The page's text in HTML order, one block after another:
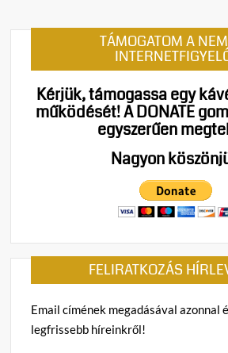
TÁMOGATOM A
Kérjük, támogassa egy
működését!A DONATE
egyszerűen
Nagyon
FELIRATKOZÁS
Email címének megadásával azonnal
legfrissebb híreinkről!